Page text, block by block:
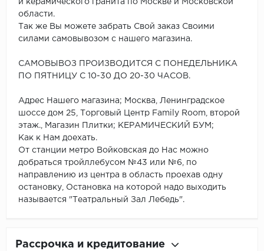
и керамического гранита по Москве и Московской
области.
Так же Вы можете забрать Свой заказ Своими
силами самовывозом с нашего магазина.
САМОВЫВОЗ ПРОИЗВОДИТСЯ С ПОНЕДЕЛЬНИКА
ПО ПЯТНИЦУ С 10-30 ДО 20-30 ЧАСОВ.
Адрес Нашего магазина; Москва, Ленинградское
шоссе дом 25, Торговый Центр Family Room, второй
этаж., Магазин Плитки; КЕРАМИЧЕСКИЙ БУМ;
Как к Нам доехать.
От станции метро Войковская до Нас можно
добраться тройллебусом №43 или №6, по
направлению из центра в область проехав одну
остановку, Остановка на которой надо выходить
называется "Театральный Зал Лебедь".
Рассрочка и кредитование